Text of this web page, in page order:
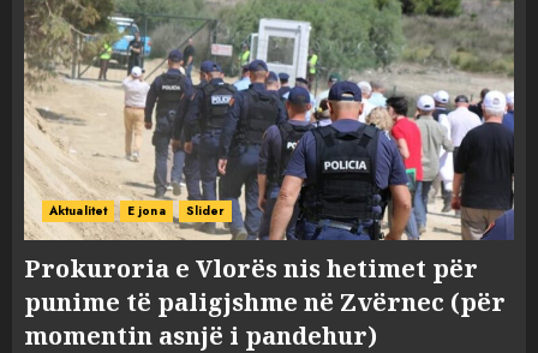
Aktualitet E jona Slider
Prokuroria e Vlorës nis hetimet për
punime të paligjshme në Zvërnec (për
momentin asnjë i pandehur)